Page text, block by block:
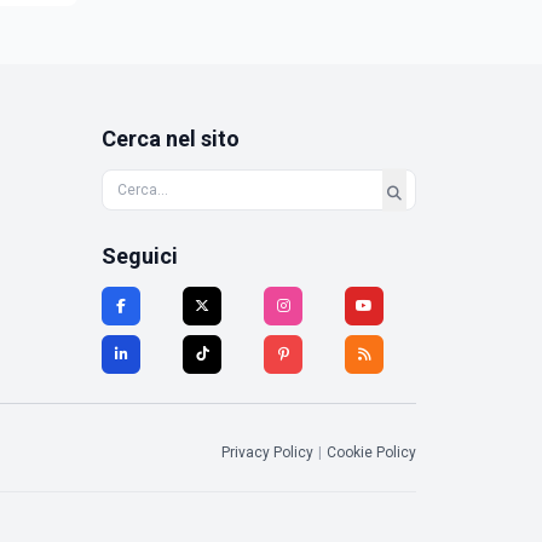
Cerca nel sito
Seguici
Privacy Policy | Cookie Policy